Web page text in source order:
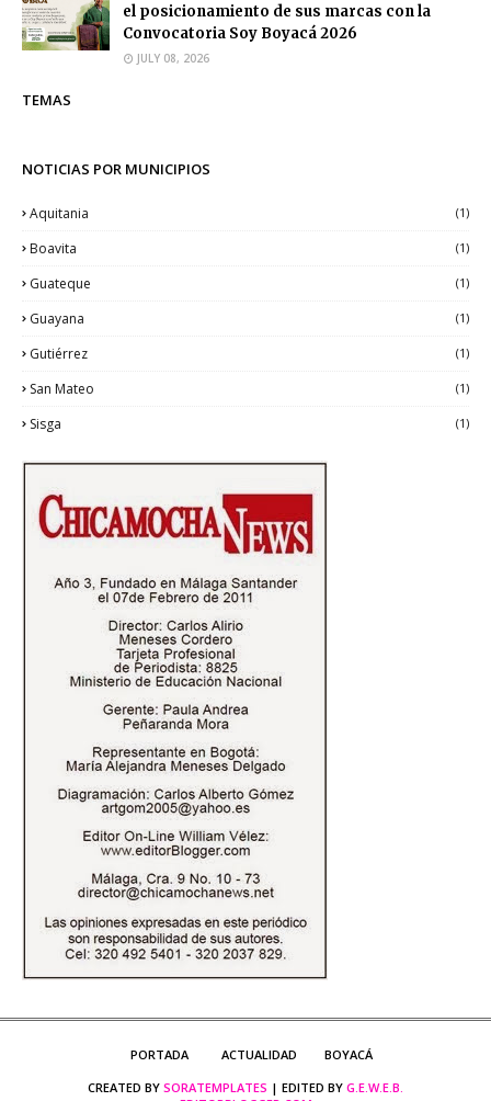
el posicionamiento de sus marcas con la
Convocatoria Soy Boyacá 2026
JULY 08, 2026
TEMAS
NOTICIAS POR MUNICIPIOS
Aquitania (1)
Boavita (1)
Guateque (1)
Guayana (1)
Gutiérrez (1)
San Mateo (1)
Sisga (1)
PORTADA ACTUALIDAD
BOYACÁ
CREATED BY SORATEMPLATES | EDITED BY G.E.W.E.B.